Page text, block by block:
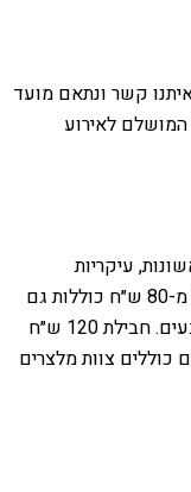
קשר ונתאם מועד
לאירוע
עיקריות
ותוספות) כפי שמפורט באתר. החבילות החל מ-80 ש״ח כוללות גם
שתייה קלה וכלים חד-פעמיים מהודרים בצבעים. חבילת 120 ש״ח
כוללים צוות מלצרים